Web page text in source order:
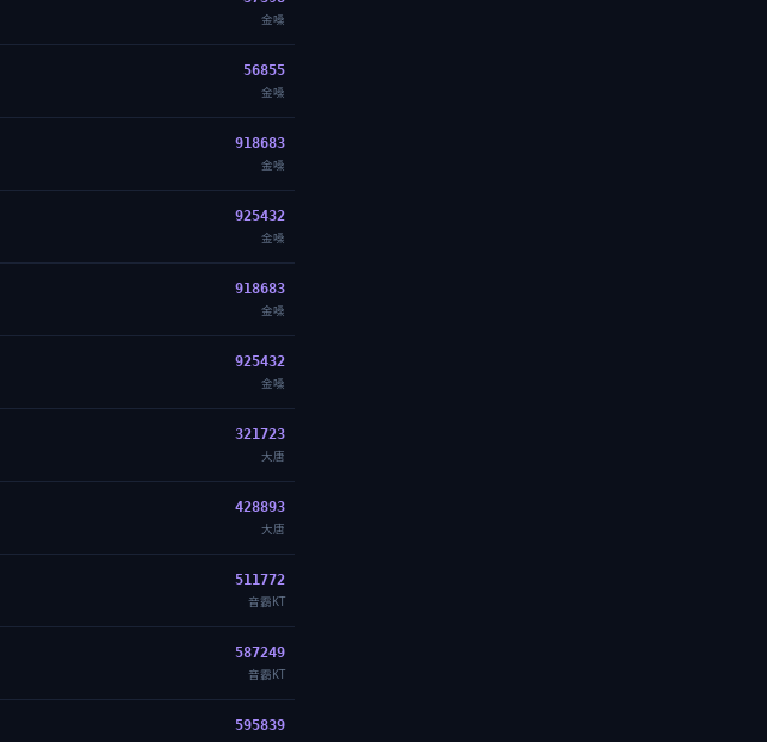
金嗓
56855
金嗓
918683
金嗓
925432
金嗓
918683
金嗓
925432
金嗓
321723
大唐
428893
大唐
511772
音霸KT
587249
音霸KT
595839